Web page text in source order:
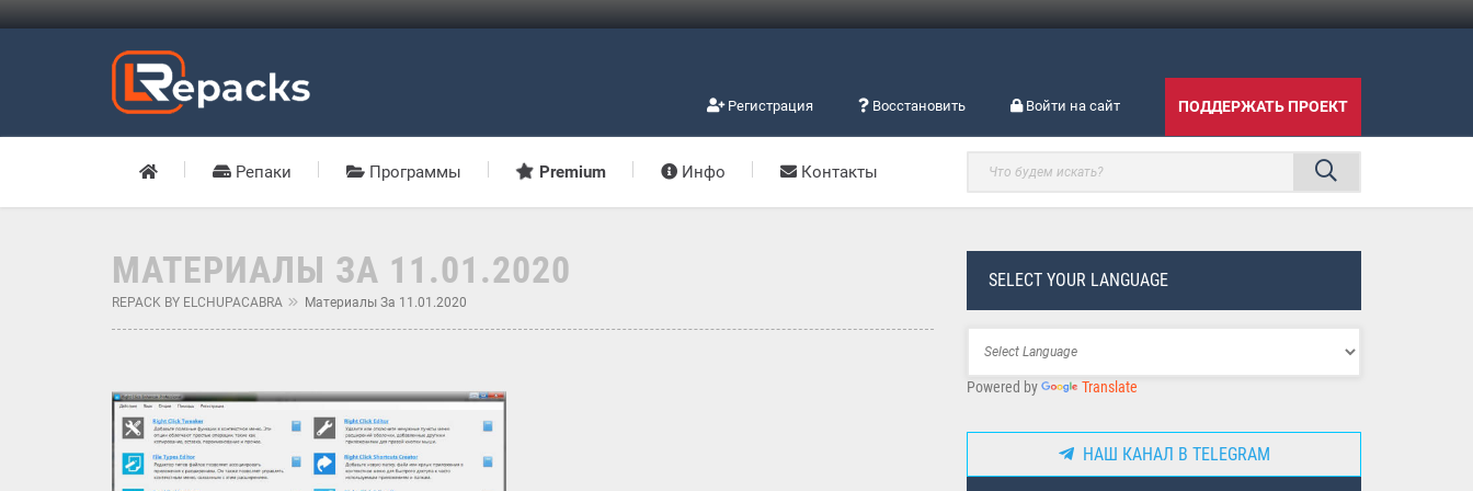
Регистрация Восстановить Войти на сайт ПОДДЕРЖАТЬ ПРОЕКТ
Репаки Программы Premium Инфо Контакты
МАТЕРИАЛЫ ЗА 11.01.2020
REPACK BY ELCHUPACABRA Материалы За 11.01.2020
SELECT YOUR LANGUAGE
Powered by Translate
НАШ КАНАЛ В TELEGRAM